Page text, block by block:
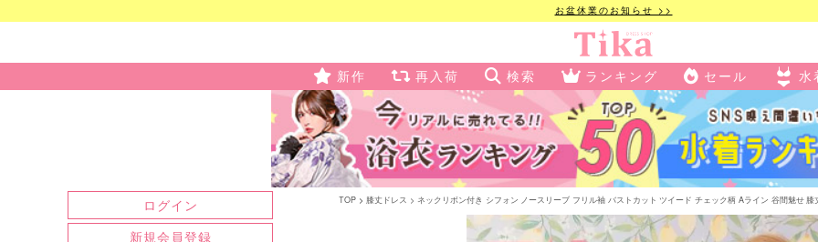
お盆休業のお知らせ >>
新作 再入荷 検索 ランキング セール 水
ログイン
新規会員登録
TOP 膝丈ドレス ネックリボン付き シフォン ノースリーブ フリル袖 バストカット ツイード チェック柄 Aライン 谷間魅せ